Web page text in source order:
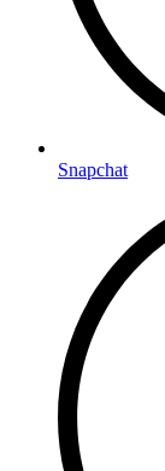
Snapchat